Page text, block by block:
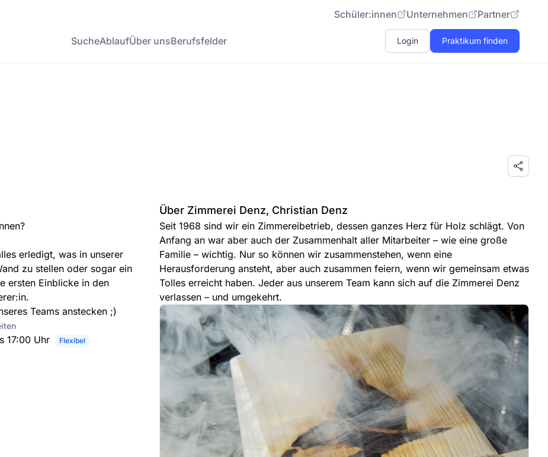
Schüler:innen Unternehmen Partner
SucheAblaufÜber unsBerufsfelder Login Praktikum finden
erledigt, was in unserer
zu stellen oder sogar ein
ersten Einblicke in den
Teams anstecken ;)
17:00 Uhr Flexibel
Über Zimmerei Denz, Christian Denz
Seit 1968 sind wir ein Zimmereibetrieb, dessen ganzes Herz für Holz schlägt. Von
Anfang an war aber auch der Zusammenhalt aller Mitarbeiter – wie eine große
Familie – wichtig. Nur so können wir zusammenstehen, wenn eine
Herausforderung ansteht, aber auch zusammen feiern, wenn wir gemeinsam etwas
Tolles erreicht haben. Jeder aus unserem Team kann sich auf die Zimmerei Denz
verlassen – und umgekehrt.